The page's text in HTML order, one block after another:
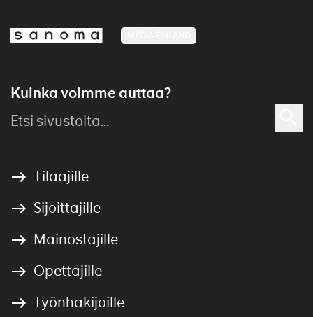
Kuinka voimme auttaa?
Tilaajille
Sijoittajille
Mainostajille
Opettajille
Työnhakijoille